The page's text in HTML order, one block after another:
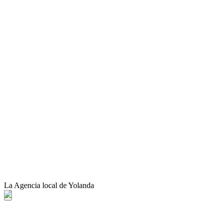
La Agencia local de Yolanda